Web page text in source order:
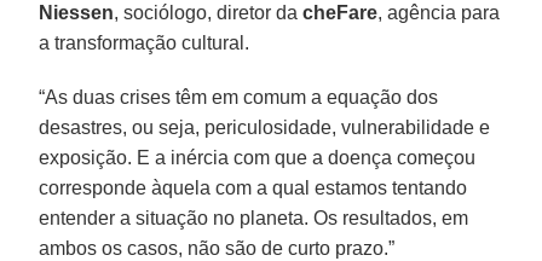
Niessen, sociólogo, diretor dacheFare, agência para
a transformação cultural.
“As duas crises têm em comum a equação dos
desastres, ou seja, periculosidade, vulnerabilidade e
exposição. E a inércia com que a doença começou
corresponde àquela com a qual estamos tentando
entender a situação no planeta. Os resultados, em
ambos os casos, não são de curto prazo.”